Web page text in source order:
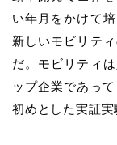
い年月をかけて
新しいモビリテ
だ。モビリティ
ップ企業であっ
初めとした実証実